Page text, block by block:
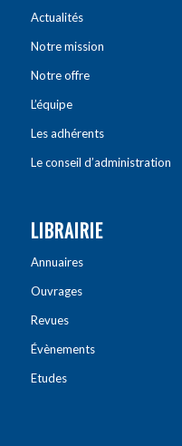
Actualités
Notre mission
Notre offre
L’équipe
Les adhérents
Le conseil d’administration
LIBRAIRIE
Annuaires
Ouvrages
Revues
Évènements
Etudes